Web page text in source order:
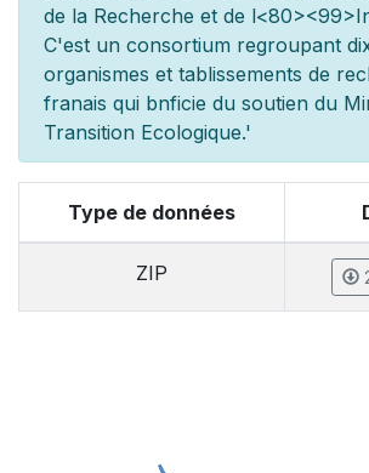
de la Recherche et de l
C'est un consortium regroupant
organismes et tablissements de
franais qui bnficie du soutien du
Transition Ecologique.'
Type de données
ZIP